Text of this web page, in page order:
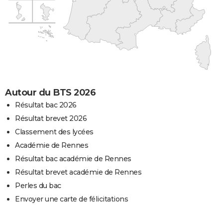
Autour du BTS 2026
Résultat bac 2026
Résultat brevet 2026
Classement des lycées
Académie de Rennes
Résultat bac académie de Rennes
Résultat brevet académie de Rennes
Perles du bac
Envoyer une carte de félicitations